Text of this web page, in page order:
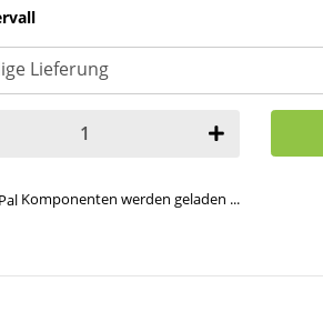
Komponenten werden geladen ...